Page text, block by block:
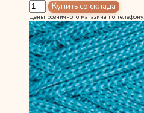
Цены розничного магазина по